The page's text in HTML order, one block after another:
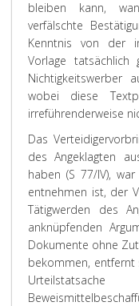
bleiben kann,
verfälschte
Kenntnis von der
Vorlage tatsächlich
Nichtigkeitswerber
wobei diese
irreführenderweise
Das
des Angeklagten
haben (S 77/IV),
entnehmen ist, der
Tätigwerden des
anknüpfenden
Dokumente ohne
bekommen, entfernt